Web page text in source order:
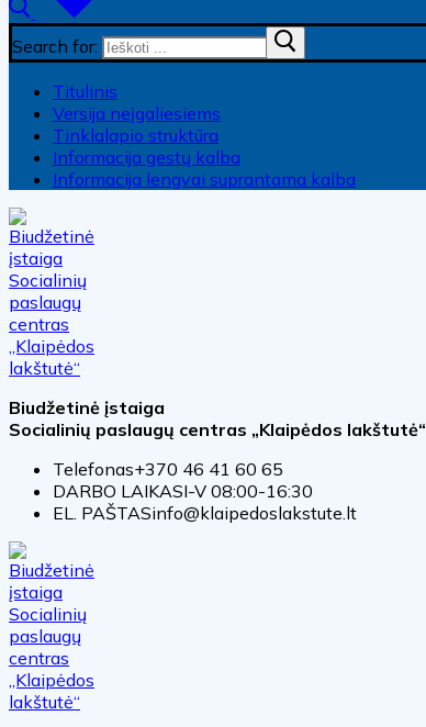
Search for:
Titulinis
Versija neįgaliesiems
Tinklalapio struktūra
Informacija gestų kalba
Informacija lengvai suprantama kalba
Biudžetinė įstaiga
Socialinių paslaugų centras „Klaipėdos lakštutė“
Telefonas+370 46 41 60 65
DARBO LAIKASI-V 08:00-16:30
EL. PAŠTASinfo@klaipedoslakstute.lt